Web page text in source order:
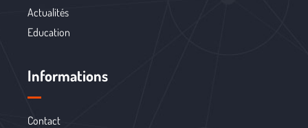
Actualités
Education
Informations
Contact